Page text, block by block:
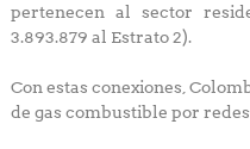
pertenecen al sector
3.893.879 al Estrato 2).
Con estas conexiones,
de gas combustible por